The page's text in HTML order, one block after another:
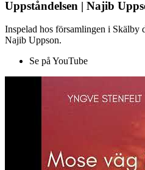
Uppståndelsen | Najib
Inspelad hos församlingen i Skälby
Najib Uppson.
Se på YouTube